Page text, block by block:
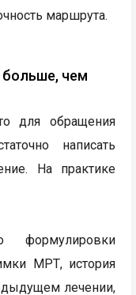
маршрута.
чем
для обращения
написать
На практике
МРТ, история
лечении,